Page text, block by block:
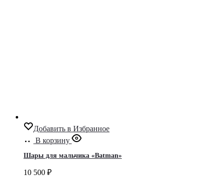
Добавить в Избранное
В корзину
Шары для мальчика «Batman»
10 500 ₽